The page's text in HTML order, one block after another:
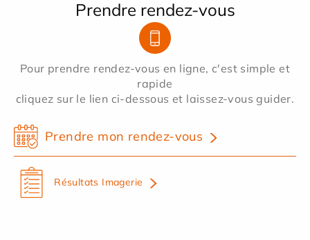
Prendre rendez-vous
Pour prendre rendez-vous en ligne, c'est simple et
rapide
cliquez sur le lien ci-dessous et laissez-vous guider.
Prendre mon rendez-vous
Résultats Imagerie